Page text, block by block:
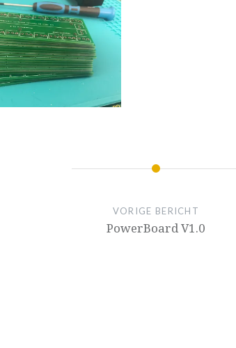
VORIGE BERICHT
PowerBoard V1.0